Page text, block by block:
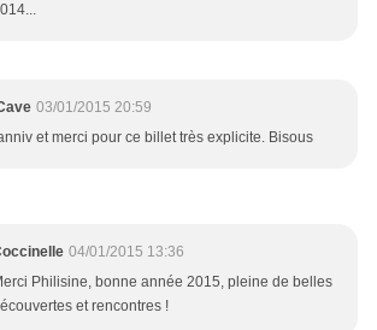
03/01/2015 20:59
et merci pour ce billet très explicite. Bisous
04/01/2015 13:36
Philisine, bonne année 2015, pleine de belles
et rencontres !